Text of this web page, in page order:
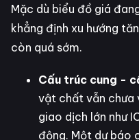
Mặc dù biểu đồ giá
khẳng định xu hướng
còn quá sớm.
Cấu trúc cung -
vật chất vẫn chưa
giao dịch lớn như
động. Một dự báo